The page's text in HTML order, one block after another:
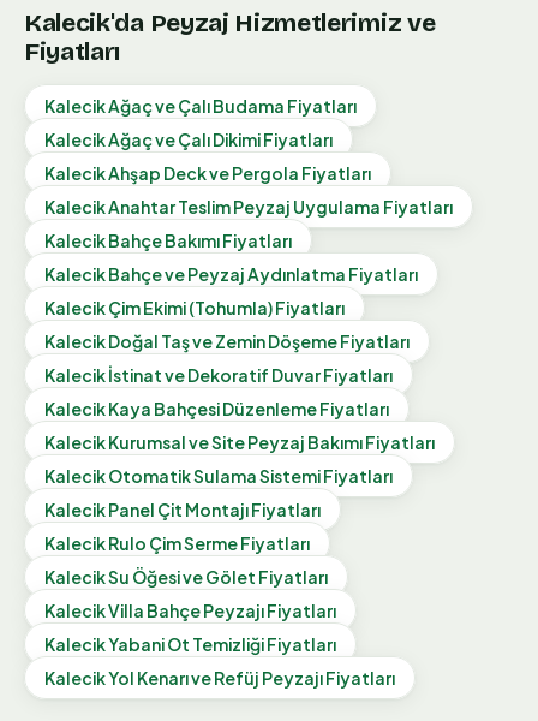
Kalecik'da Peyzaj Hizmetlerimiz ve
Fiyatları
KalecikAğaç ve Çalı Budama Fiyatları
KalecikAğaç ve Çalı DikimiFiyatları
KalecikAhşap Deck ve Pergola Fiyatları
KalecikAnahtar Teslim Peyzaj Uygulama Fiyatları
KalecikBahçe BakımıFiyatları
KalecikBahçe ve Peyzaj Aydınlatma Fiyatları
KalecikÇim Ekimi (Tohumla)Fiyatları
KalecikDoğal Taş ve Zemin DöşemeFiyatları
Kalecikİstinat ve Dekoratif DuvarFiyatları
KalecikKaya Bahçesi DüzenlemeFiyatları
KalecikKurumsal ve Site Peyzaj BakımıFiyatları
KalecikOtomatik Sulama SistemiFiyatları
KalecikPanel Çit MontajıFiyatları
KalecikRulo Çim SermeFiyatları
KalecikSu Öğesi ve Gölet Fiyatları
KalecikVilla Bahçe PeyzajıFiyatları
KalecikYabani Ot TemizliğiFiyatları
KalecikYol Kenarı ve Refüj PeyzajıFiyatları